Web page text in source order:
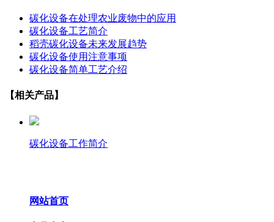
碳化设备在处理农业废物中的应用
碳化设备工艺简介
稻壳碳化设备未来发展趋势
碳化设备使用注意事项
碳化设备简单工艺介绍
【相关产品】
碳化设备工作简介
网站首页